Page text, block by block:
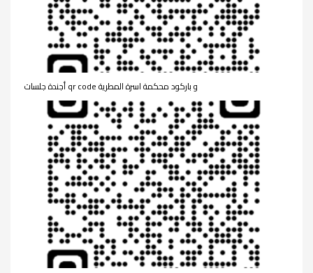
أجندة جلسات qr code و باركود محكمة اسرة المطرية